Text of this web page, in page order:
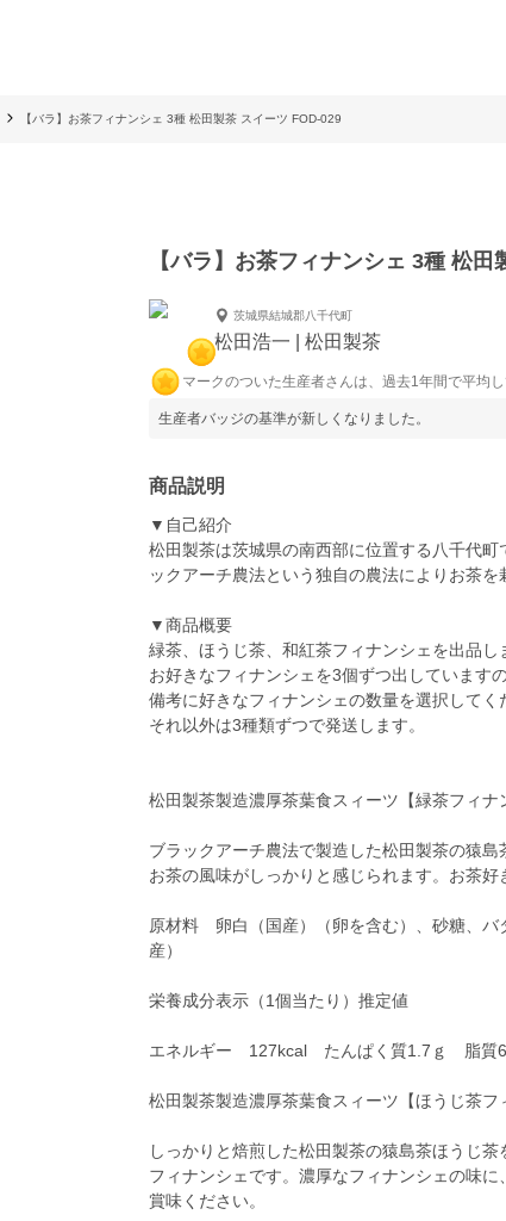
【バラ】お茶フィナンシェ 3種 松田製茶 スイーツ FOD-029
【バラ】お茶フィナンシェ 3種 松
茨城県結城郡八千代町
松田浩一 | 松田製茶
マークのついた生産者さんは、過去1年間で平均
生産者バッジの基準が新しくなりました。
商品説明
▼自己紹介
松田製茶は茨城県の南西部に位置する八千代
ックアーチ農法という独自の農法によりお茶を
▼商品概要
緑茶、ほうじ茶、和紅茶フィナンシェを出品し
お好きなフィナンシェを3個ずつ出しています
備考に好きなフィナンシェの数量を選択してく
それ以外は3種類ずつで発送します。
松田製茶製造濃厚茶葉食スィーツ【緑茶フィナ
ブラックアーチ農法で製造した松田製茶の猿
お茶の風味がしっかりと感じられます。お茶好
原材料 卵白（国産）（卵を含む）、砂糖、バ
産）
栄養成分表示（1個当たり）推定値
エネルギー 127kcal たんぱく質1.7ｇ 脂質
松田製茶製造濃厚茶葉食スィーツ【ほうじ茶フ
しっかりと焙煎した松田製茶の猿島茶ほうじ
フィナンシェです。濃厚なフィナンシェの味
賞味ください。